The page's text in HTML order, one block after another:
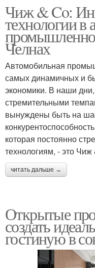
Чиж & Co:
технологии в
Челнах
Автомобильная
самых динамичных и
экономики. В наши дни,
стремительными
вынуждены быть на
которая постоянно
технологиям, - это Чиж
читать дальше →
Открытые
создать
гостиную в